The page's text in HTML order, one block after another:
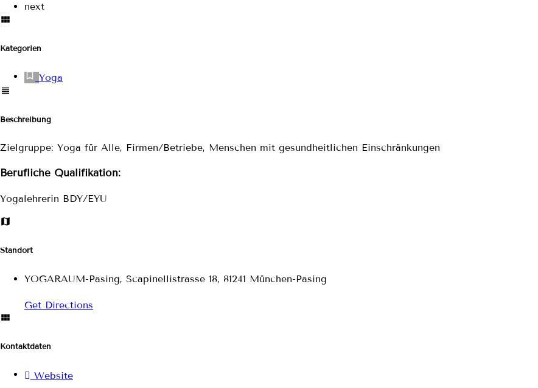
next
Kategorien
Yoga
Beschreibung
Zielgruppe: Yoga für Alle, Firmen/Betriebe, Menschen mit gesundheitlichen Einschränkungen
Berufliche Qualifikation:
Yogalehrerin BDY/EYU
Standort
YOGARAUM-Pasing, Scapinellistrasse 18, 81241 München-Pasing
Get Directions
Kontaktdaten
Website